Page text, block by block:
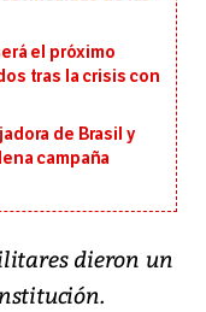
el próximo
tras la crisis con
de Brasil y
campaña
dieron un